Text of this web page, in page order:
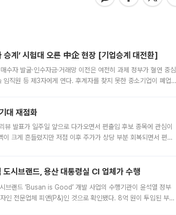
계’ 시험대 오른 中企 현장 [기업승계 대전환]
자 발굴·인수자금·거래망 이전은 여전히 과제 정부가 혈연 중심
직원 등 제3자에게 연다. 후계자를 찾지 못한 중소기업이 폐업
대 재점화
발표가 일주일 앞으로 다가오면서 편출입 후보 종목에 관심이
크게 흔들렸지만 저점 이후 주가가 상당 부분 회복되면서 편입
브랜드, 용산 대통령실 CI 업체가 수행
브랜드 ‘Busan is Good’ 개발 사업의 수행기관이 윤석열 정부
인 전문업체 피앤(P&)인 것으로 확인됐다. 8억 원이 투입된 부산